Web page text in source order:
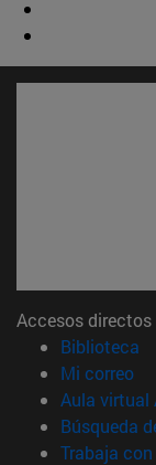
Accesos directos
Biblioteca
Mi correo
Aula virtual
Búsqueda
Trabaja